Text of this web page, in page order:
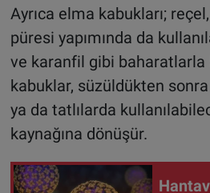
Ayrıca elma kabukları;
püresi yapımında da
ve karanfil gibi baharatlarla
kabuklar, süzüldükten
ya da tatlılarda
kaynağına dönüşür.